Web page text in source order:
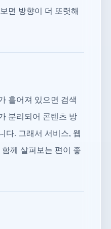
면 방향이 더 또렷해
흩어져 있으면 검색
분리되어 콘텐츠 방
다. 그래서 서비스, 웹
께 살펴보는 편이 좋